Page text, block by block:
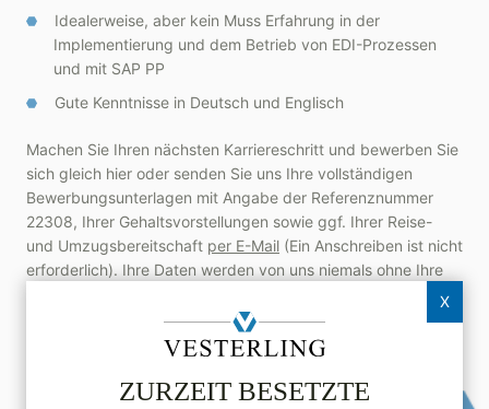
ZURZEIT BESETZTE
X
Idealerweise, aber kein Muss Erfahrung in der
Implementierung und dem Betrieb von EDI-Prozessen
und mit SAP PP
Gute Kenntnisse in Deutsch und Englisch
Machen Sie Ihren nächsten Karriereschritt und bewerben Sie
sich gleich hier oder senden Sie uns Ihre vollständigen
Bewerbungsunterlagen mit Angabe der Referenznummer
22308, Ihrer Gehaltsvorstellungen sowie ggf. Ihrer Reise-
und Umzugsbereitschaft per E-Mail (Ein Anschreiben ist nicht
erforderlich). Ihre Daten werden von uns niemals ohne Ihre
explizite Zustimmung für jeden Einzelfall weitergeleitet. Wir
garantieren eine Rückmeldung innerhalb von 2 Arbeitstagen.
Online bewerben Vesterling­JobBox